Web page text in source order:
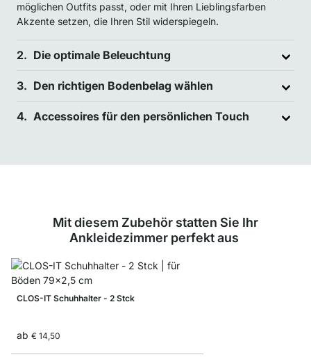
möglichen Outfits passt, oder mit Ihren Lieblingsfarben
Akzente setzen, die Ihren Stil widerspiegeln.
Die optimale Beleuchtung
Den richtigen Bodenbelag wählen
Accessoires für den persönlichen Touch
Mit diesem Zubehör statten Sie Ihr
Ankleidezimmer perfekt aus
CLOS-IT Schuhhalter - 2 Stck
ab € 14,50